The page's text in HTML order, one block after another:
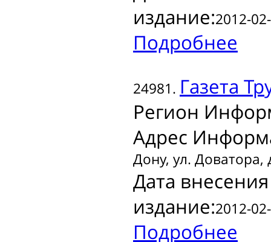
издание:2012-
Подробнее
24981. Газета
Регион
Адрес
Дону, ул. Доватора,
Дата
издание:2012-
Подробнее